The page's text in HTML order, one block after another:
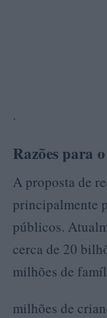
.
Razões para
A proposta de
principalmente
públicos.
cerca de 20
milhões de
milhões de